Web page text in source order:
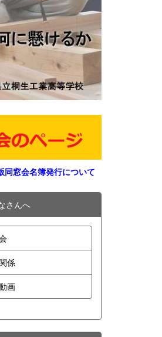
同窓会名簿発行について
さんへ
係
画